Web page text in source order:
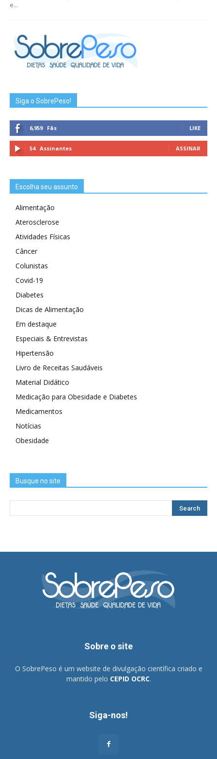
e...
Siga o SobrePeso!
6,959 Fãs LIKE
54 Assinantes ASSINAR
Escolha seu assunto
Alimentação
Aterosclerose
Atividades Físicas
Câncer
Colunistas
Covid-19
Diabetes
Dicas de Alimentação
Em destaque
Especiais & Entrevistas
Hipertensão
Livro de Receitas Saudáveis
Material Didático
Medicação para Obesidade e Diabetes
Medicamentos
Notícias
Obesidade
Busque no site
Sobre o site
O SobrePeso é um website de divulgação científica criado e
mantido pelo CEPID OCRC.
Siga-nos!